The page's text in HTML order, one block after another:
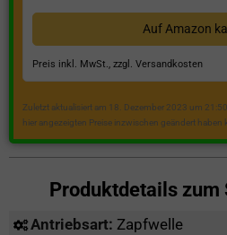
Auf Amazon
Preis inkl. MwSt., zzgl. Versandkosten
Zuletzt aktualisiert am 18. Dezember 2023 um
hier angezeigten Preise inzwischen geändert
Produktdetails zum
Antriebsart: Zapfwelle